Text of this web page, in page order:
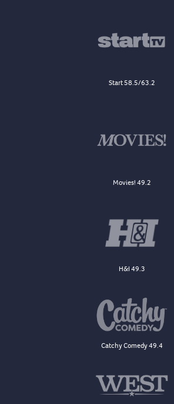
Start 58.5/63.2
Movies! 49.2
H&I 49.3
Catchy Comedy 49.4